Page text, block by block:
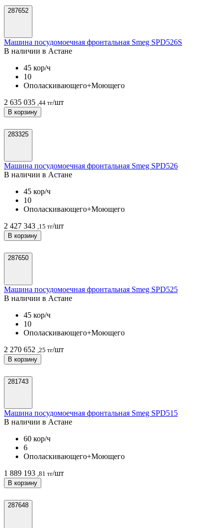
287652
Машина посудомоечная фронтальная Smeg SPD526S
В наличии в Астанe
45 кор/ч
10
Ополаскивающего+Моющего
2 635 035 ,44 тг/шт
В корзину
283325
Машина посудомоечная фронтальная Smeg SPD526
В наличии в Астанe
45 кор/ч
10
Ополаскивающего+Моющего
2 427 343 ,15 тг/шт
В корзину
287650
Машина посудомоечная фронтальная Smeg SPD525
В наличии в Астанe
45 кор/ч
10
Ополаскивающего+Моющего
2 270 652 ,25 тг/шт
В корзину
281743
Машина посудомоечная фронтальная Smeg SPD515
В наличии в Астанe
60 кор/ч
6
Ополаскивающего+Моющего
1 889 193 ,81 тг/шт
В корзину
287648